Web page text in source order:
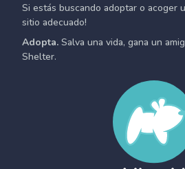
Si estás buscando adoptar o acoger
sitio adecuado!
Adopta. Salva una vida, gana un
Shelter.